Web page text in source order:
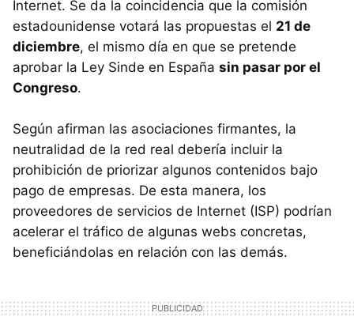
Internet. Se da la coincidencia que la comisión
estadounidense votará las propuestas el 21 de
diciembre, el mismo día en que se pretende
aprobar la Ley Sinde en España sin pasar por el
Congreso.
Según afirman las asociaciones firmantes, la
neutralidad de la red real debería incluir la
prohibición de priorizar algunos contenidos bajo
pago de empresas. De esta manera, los
proveedores de servicios de Internet (ISP) podrían
acelerar el tráfico de algunas webs concretas,
beneficiándolas en relación con las demás.